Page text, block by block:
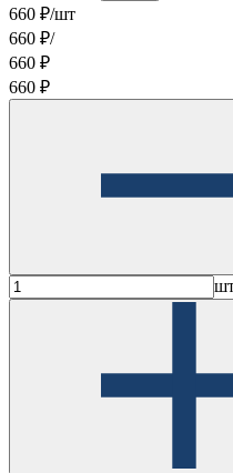
660 ₽/шт
660 ₽/
660 ₽
660 ₽